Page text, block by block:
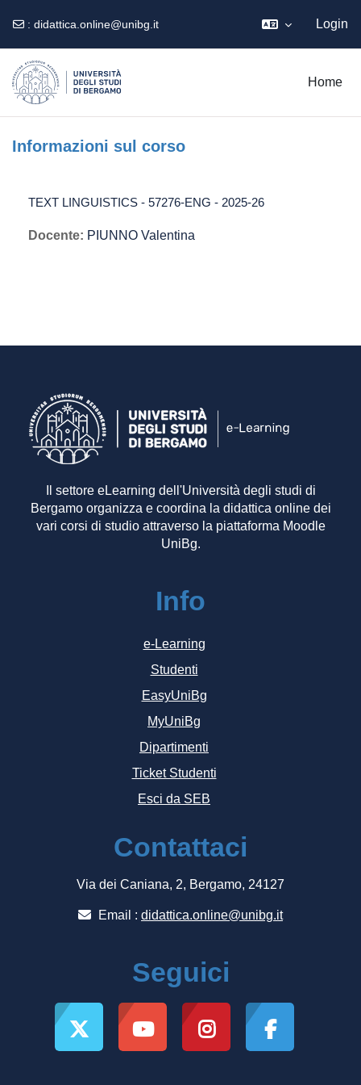
: didattica.online@unibg.it Login
Home
Informazioni sul corso
TEXT LINGUISTICS - 57276-ENG - 2025-26
Docente: PIUNNO Valentina
Il settore eLearning dell'Università degli studi di
Bergamo organizza e coordina la didattica online dei
vari corsi di studio attraverso la piattaforma Moodle
UniBg.
Info
e-Learning
Studenti
EasyUniBg
MyUniBg
Dipartimenti
Ticket Studenti
Esci da SEB
Contattaci
Via dei Caniana, 2, Bergamo, 24127
Email : didattica.online@unibg.it
Seguici